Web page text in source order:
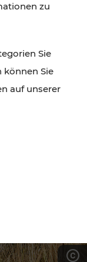
zu
Sie
können Sie
auf unserer